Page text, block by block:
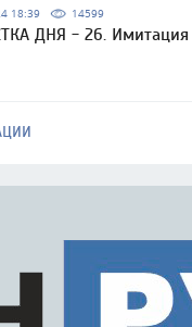
18:39 14599
ДНЯ - 26. Имитация